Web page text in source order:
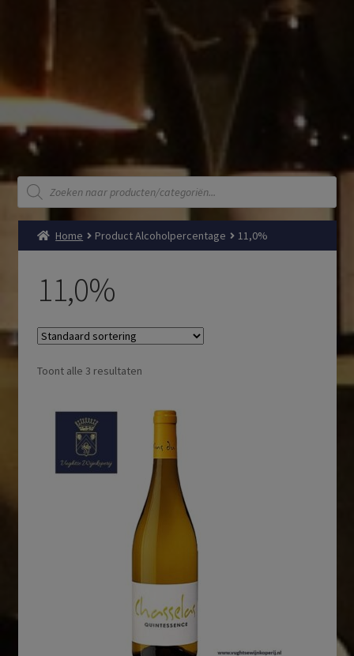
Producten
zoeken
Home Product Alcoholpercentage 11,0%
11,0%
Toont alle 3 resultaten